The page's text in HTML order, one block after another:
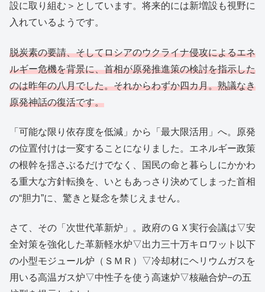
設に取り組む＞としています。将来的には新増設も視野に
入れているようです。
脱炭素の要請、そしてロシアのウクライナ侵攻によるエネ
ルギー危機を背景に、首相が原発推進策の検討を指示した
のは昨年の八月でした。それからわずか四カ月。熟議なき
原発神話の復活です。
「可能な限り依存度を低減」から「最大限活用」へ。原発
の位置付けは一変することになりました。エネルギー政策
の根幹を揺さぶるだけでなく、国民の命と暮らしにかかわ
る重大な方針転換を、いともあっさり決めてしまった首相
の“胆力”に、驚きと疑念を禁じえません。
さて、その「次世代革新炉」。政府のＧＸ実行会議は▽安
全対策を強化した革新軽水炉▽出力三十万キロワット以下
の小型モジュール炉（ＳＭＲ）▽冷却材にヘリウムガスを
用いる高温ガス炉▽中性子を使う高速炉▽核融合炉−の五